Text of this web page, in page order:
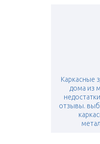
Каркасные
дома из
отзывы.